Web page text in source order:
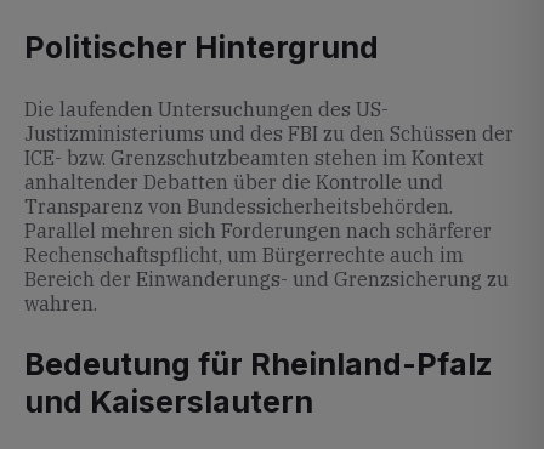
Politischer Hintergrund
Die laufenden Untersuchungen des US-
Justizministeriums und des FBI zu den Schüssen der
ICE- bzw. Grenzschutzbeamten stehen im Kontext
anhaltender Debatten über die Kontrolle und
Transparenz von Bundessicherheitsbehörden.
Parallel mehren sich Forderungen nach schärferer
Rechenschaftspflicht, um Bürgerrechte auch im
Bereich der Einwanderungs- und Grenzsicherung zu
wahren.
Bedeutung für Rheinland-Pfalz
und Kaiserslautern